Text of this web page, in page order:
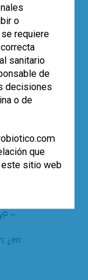
y
el
–
¿en
o
requiere
sanitario
de
decisiones
o de
que
sitio web